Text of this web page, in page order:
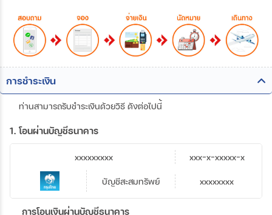
การชำระเงิน
ท่านสามารถรับชำระเงินด้วยวิธี ดังต่อไปนี้
1. โอนผ่านบัญชีธนาคาร
บัญชีสะสมทรัพย์
xxxxxxxxx
xxxxxxxx
xxx-x-xxxxx-x
การโอนเงินผ่านบัญชีธนาคาร